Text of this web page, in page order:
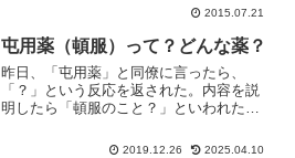
院時に身元保証人を求める病院は９５・
見人を務める司法書士の全国...
2015.07.21
屯用薬（頓服）って？どんな薬？
昨日、「屯用薬」と同僚に言ったら、
「？」という反応を返された。内容を説
明したら「頓服のこと？」といわれた。
じだけど。ちょっと違うんだな。
2019.12.26 2025.04.10